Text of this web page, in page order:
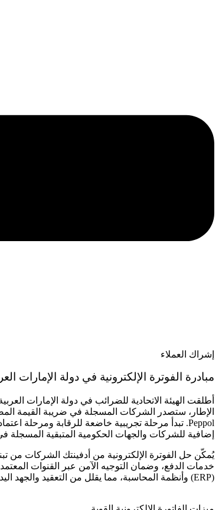
إشراك العملاء
مبادرة الفوترة الإلكترونية في دولة الإمارات
أطلقت الهيئة الاتحادية للضرائب في دولة الإمارات
إضافية للشركات والجهات الحكومية المتبقية المسجلة
يُمكّن حل الفوترة الإلكترونية من أدفينتك الشركات من
خدمات الدفع، وضمان التوجيه الآمن عبر القنوات
(ERP) وأنظمة المحاسبة، مما يقلل من التعقيد والجهد اليدوي ومخاطر عدم الامتثال.